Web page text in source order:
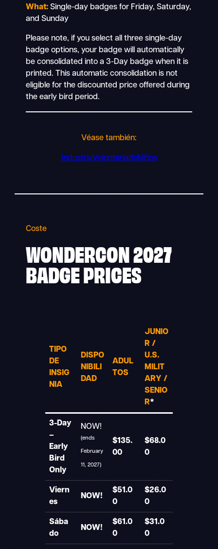
What:Single-day badges for Friday, Saturday,
and Sunday
Please note, if you select all three single-day
badge options, your badge will automatically
be consolidated into a 3-Day badge when it is
printed. This automatic consolidation is not
eligible for the discounted price offered during
the early bird period.
Véase también:
IndustriaVoluntariadoNiños
Coste
WONDERCON 2027
BADGE PRICES
TIPO
DE
INSIG
NIA
DISPO
NIBILI
DAD
ADUL
TOS
JUNIO
R /
U.S.
MILIT
ARY /
SENIO
R*
3-Day
–
Early
Bird
Only
NOW!
(ends
February
11, 2027)
$135.
00
$68.0
0
Viern
es
NOW!
$51.0
0
$26.0
0
Sába
do
NOW!
$61.0
0
$31.0
0